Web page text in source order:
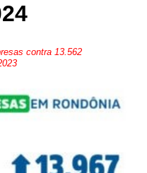
contra 13.562